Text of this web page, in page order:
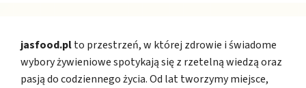
jasfood.plto przestrzeń, w której zdrowie i świadome
wybory żywieniowe spotykają się z rzetelną wiedzą oraz
pasją do codziennego życia. Od lat tworzymy miejsce,